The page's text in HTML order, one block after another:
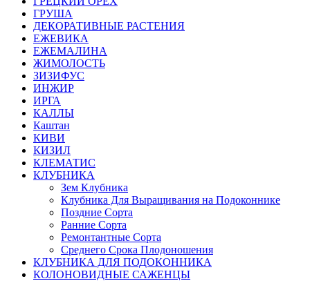
ГРУША
ДЕКОРАТИВНЫЕ РАСТЕНИЯ
ЕЖЕВИКА
ЕЖЕМАЛИНА
ЖИМОЛОСТЬ
ЗИЗИФУС
ИНЖИР
ИРГА
КАЛЛЫ
Каштан
КИВИ
КИЗИЛ
КЛЕМАТИС
КЛУБНИКА
Зем Клубника
Клубника Для Выращивания на Подоконнике
Поздние Сорта
Ранние Сорта
Ремонтантные Сорта
Среднего Срока Плодоношения
КЛУБНИКА ДЛЯ ПОДОКОННИКА
КОЛОНОВИДНЫЕ САЖЕНЦЫ